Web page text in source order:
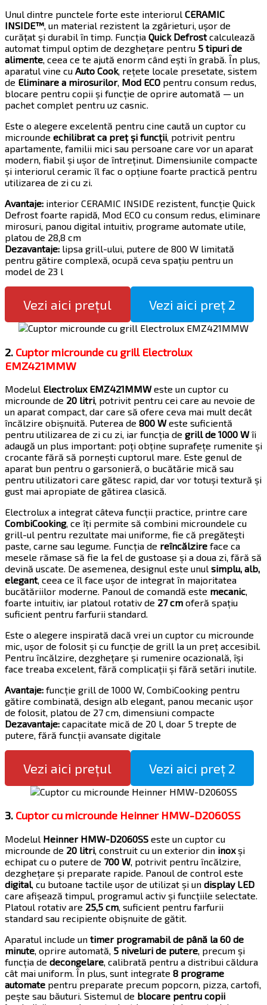
Unul dintre punctele forte este interiorul CERAMIC
INSIDE™, un material rezistent la zgârieturi, ușor de
curățat și durabil în timp. Funcția Quick Defrostcalculează
automat timpul optim de dezghețare pentru 5 tipuri de
alimente, ceea ce te ajută enorm când ești în grabă. În plus,
aparatul vine cu Auto Cook, rețete locale presetate, sistem
de Eliminare a mirosurilor, Mod ECO pentru consum redus,
blocare pentru copii și funcție de oprire automată — un
pachet complet pentru uz casnic.
Este o alegere excelentă pentru cine caută un cuptor cu
microunde echilibrat ca preț și funcții, potrivit pentru
apartamente, familii mici sau persoane care vor un aparat
modern, fiabil și ușor de întreținut. Dimensiunile compacte
și interiorul ceramic îl fac o opțiune foarte practică pentru
utilizarea de zi cu zi.
Avantaje: interior CERAMIC INSIDE rezistent, funcție Quick
Defrost foarte rapidă, Mod ECO cu consum redus, eliminare
mirosuri, panou digital intuitiv, programe automate utile,
platou de 28,8 cm
Dezavantaje: lipsa grill-ului, putere de 800 W limitată
pentru gătire complexă, ocupă ceva spațiu pentru un
model de 23 l
Vezi aici prețul Vezi aici preț 2
2. Cuptor microunde cu grill Electrolux
EMZ421MMW
Modelul Electrolux EMZ421MMWeste un cuptor cu
microunde de 20 litri, potrivit pentru cei care au nevoie de
un aparat compact, dar care să ofere ceva mai mult decât
încălzire obișnuită. Puterea de 800 Weste suficientă
pentru utilizarea de zi cu zi, iar funcția de grill de 1000 Wîi
adaugă un plus important: poți obține suprafețe rumenite și
crocante fără să pornești cuptorul mare. Este genul de
aparat bun pentru o garsonieră, o bucătărie mică sau
pentru utilizatori care gătesc rapid, dar vor totuși textură și
gust mai apropiate de gătirea clasică.
Electrolux a integrat câteva funcții practice, printre care
CombiCooking, ce îți permite să combini microundele cu
grill-ul pentru rezultate mai uniforme, fie că pregătești
paste, carne sau legume. Funcția de reîncălzire face ca
mesele rămase să fie la fel de gustoase și a doua zi, fără să
devină uscate. De asemenea, designul este unul simplu, alb,
elegant, ceea ce îl face ușor de integrat în majoritatea
bucătăriilor moderne. Panoul de comandă este mecanic,
foarte intuitiv, iar platoul rotativ de 27 cm oferă spațiu
suficient pentru farfurii standard.
Este o alegere inspirată dacă vrei un cuptor cu microunde
mic, ușor de folosit și cu funcție de grill la un preț accesibil.
Pentru încălzire, dezghețare și rumenire ocazională, își
face treaba excelent, fără complicații și fără setări inutile.
Avantaje: funcție grill de 1000 W, CombiCooking pentru
gătire combinată, design alb elegant, panou mecanic ușor
de folosit, platou de 27 cm, dimensiuni compacte
Dezavantaje: capacitate mică de 20 l, doar 5 trepte de
putere, fără funcții avansate digitale
Vezi aici prețul Vezi aici preț 2
3. Cuptor cu microunde Heinner HMW-D2060SS
Modelul Heinner HMW-D2060SS este un cuptor cu
microunde de 20 litri, construit cu un exterior din inoxși
echipat cu o putere de 700 W, potrivit pentru încălzire,
dezghețare și preparate rapide. Panoul de control este
digital, cu butoane tactile ușor de utilizat și un display LED
care afișează timpul, programul activ și funcțiile selectate.
Platoul rotativ are 25,5 cm, suficient pentru farfurii
standard sau recipiente obișnuite de gătit.
Aparatul include un timer programabil de până la 60 de
minute, oprire automată, 5 niveluri de putere, precum și
funcția de decongelare, calibrată pentru a distribui căldura
cât mai uniform. În plus, sunt integrate 8 programe
automate pentru preparate precum popcorn, pizza, cartofi,
pește sau băuturi. Sistemul de blocare pentru copii